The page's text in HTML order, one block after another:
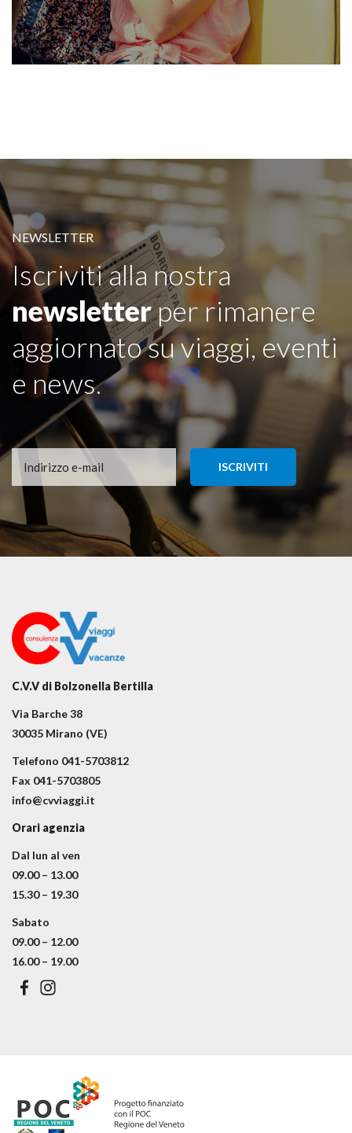
NEWSLETTER
Iscriviti alla nostra
newsletterper rimanere
aggiornato su viaggi, eventi
e news.
C.V.V di Bolzonella Bertilla
Via Barche 38
30035 Mirano (VE)
Telefono 041-5703812
Fax 041-5703805
info@cvviaggi.it
Orari agenzia
Dal lun al ven
09.00 – 13.00
15.30 – 19.30
Sabato
09.00 – 12.00
16.00 – 19.00